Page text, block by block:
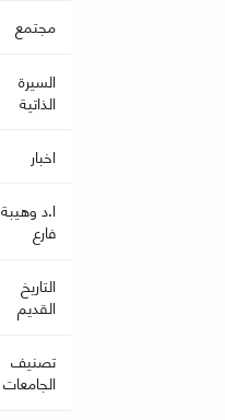
مجتمع
السيرة
الذاتية
اخبار
ا.د وهيبة
فارع
التاريخ
القديم
تصنيف
الجامعات